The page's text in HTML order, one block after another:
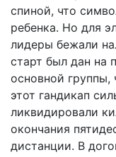
спиной, что
ребенка. Но для
лидеры бежали
старт был дан на
основной
этот гандикап
ликвидировали
окончания
дистанции. В